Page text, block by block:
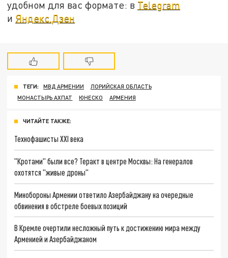
удобном для вас формате: в Telegram
и Яндекс.Дзен
ТЕГИ: МВД АРМЕНИИ
ЛОРИЙСКАЯ ОБЛАСТЬ
МОНАСТЫРЬ АХПАТ
ЮНЕСКО АРМЕНИЯ
ЧИТАЙТЕ ТАКЖЕ:
Технофашисты XXI века
"Кротами" были все? Теракт в центре Москвы: На генералов
охотятся "живые дроны"
Минобороны Армении ответило Азербайджану на очередные
обвинения в обстреле боевых позиций
В Кремле очертили несложный путь к достижению мира между
Арменией и Азербайджаном